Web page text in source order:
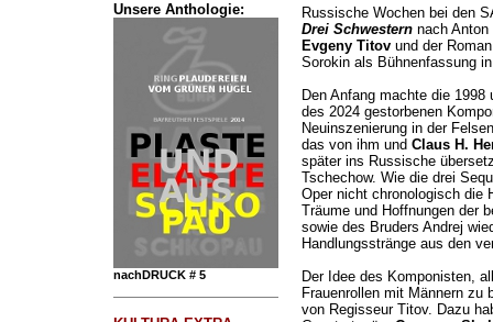
Unsere Anthologie:
nachDRUCK # 5
Russische Wochen bei den
Drei Schwesternnach Anton
Evgeny Titovund der
Sorokin als Bühnenfassung
Den Anfang machte die
des 2024 gestorbenen
Neuinszenierung in der
das von ihm und Claus H.
später ins Russische
Tschechow. Wie die drei
Oper nicht chronologisch die
Träume und Hoffnungen der
sowie des Bruders Andrej
Handlungsstränge aus den
Der Idee des Komponisten,
Frauenrollen mit Männern zu
von Regisseur Titov. Dazu